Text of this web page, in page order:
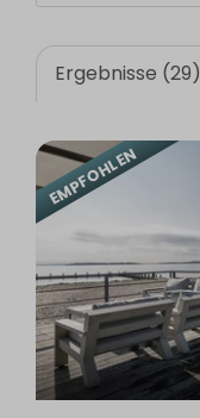
Ergebnisse (29)
EMPFOHLEN